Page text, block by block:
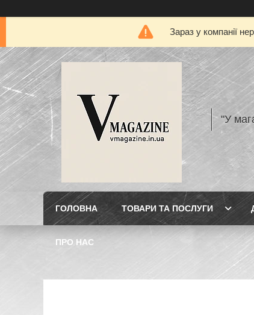
Зараз у компанії
"У
ГОЛОВНА ТОВАРИ ТА ПОСЛУГИ
ПРО НАС